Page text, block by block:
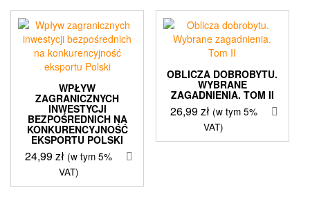
WPŁYW
ZAGRANICZNYCH
INWESTYCJI
BEZPOŚREDNICH NA
KONKURENCYJNOŚĆ
EKSPORTU POLSKI
24,99zł (w tym 5%
VAT)
OBLICZA DOBROBYTU.
WYBRANE
ZAGADNIENIA. TOM II
26,99zł (w tym 5%
VAT)